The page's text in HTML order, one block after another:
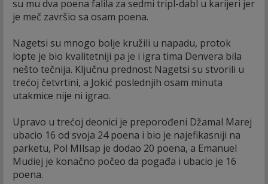
su mu dva poena falila za sedmi tripl-dabl u karijeri jer
je meč završio sa osam poena.
Nagetsi su mnogo bolje kružili u napadu, protok
lopte je bio kvalitetniji pa je i igra tima Denvera bila
nešto tečnija. Ključnu prednost Nagetsi su stvorili u
trećoj četvrtini, a Jokić poslednjih osam minuta
utakmice nije ni igrao.
Upravo u trećoj deonici je preporođeni Džamal Marej
ubacio 16 od svoja 24 poena i bio je najefikasniji na
parketu, Pol MIlsap je dodao 20 poena, a Emanuel
Mudiej je konačno počeo da pogađa i ubacio je 16
poena.